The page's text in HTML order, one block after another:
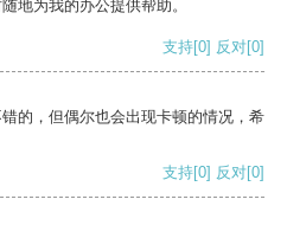
地为我的办公提供帮助。
支持[0] 反对[0]
的，但偶尔也会出现卡顿的情况，希
支持[0] 反对[0]